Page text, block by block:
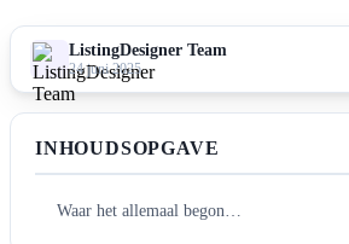
ListingDesigner Team
24 juni 2025
INHOUDSOPGAVE
Waar het allemaal begon…